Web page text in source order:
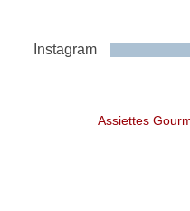
Instagram
Assiettes